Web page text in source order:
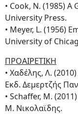
• Cook, N. (1985)
University Press.
• Meyer, L. (1956)
University of
ΠΡΟΑΙΡΕΤΙΚΗ
• Χαδέλης, Λ.
Εκδ. Δεμερτζής
• Schaffer, Μ.
Μ. Νικολαϊδης.